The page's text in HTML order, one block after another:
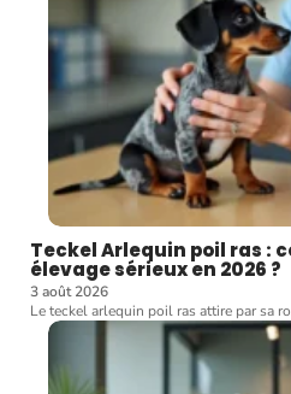
Teckel Arlequin poil ras :
élevage sérieux en 2026 ?
3 août 2026
Le teckel arlequin poil ras attire par sa